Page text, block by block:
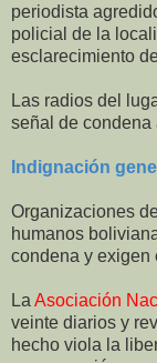
periodista
policial de la
esclarecimiento
Las radios del
señal de condena
Indignación
Organizaciones
humanos
condena y exigen
La Asociación
veinte diarios y
hecho viola la